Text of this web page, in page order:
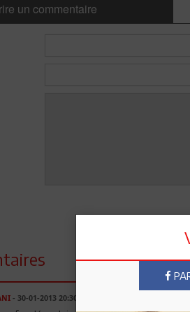
un commentaire
- 30-01-2013 20:30